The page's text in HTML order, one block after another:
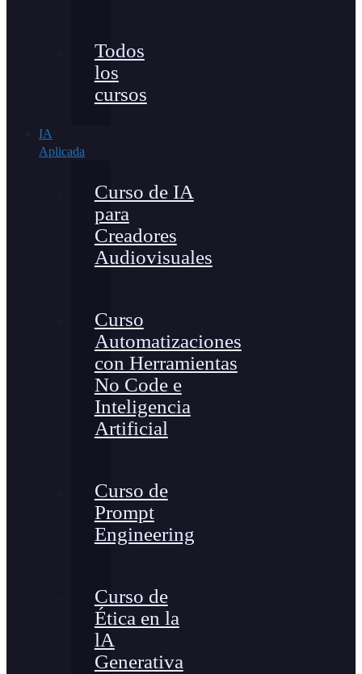
Todos
los
cursos
IA
Aplicada
Curso de IA
para
Creadores
Audiovisuales
Curso
Automatizaciones
con Herramientas
No Code e
Inteligencia
Artificial
Curso de
Prompt
Engineering
Curso de
Ética en la
lA
Generativa